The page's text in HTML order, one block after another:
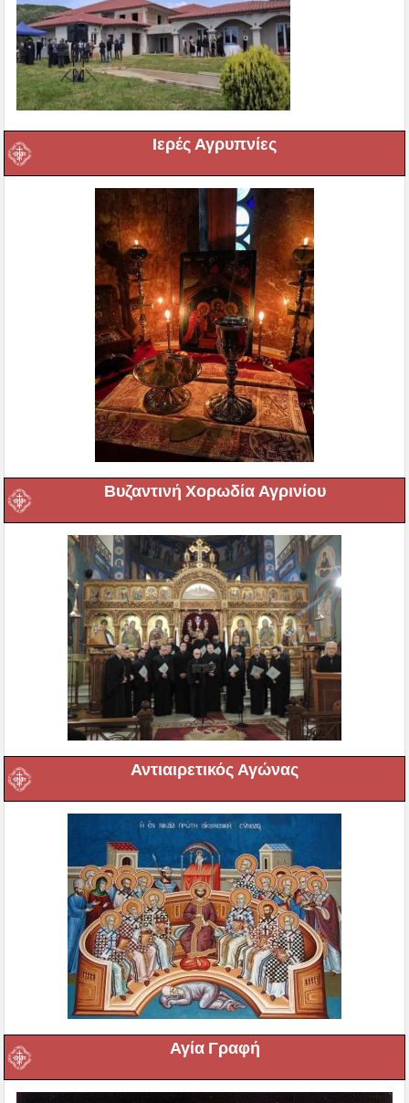
Ιερές Αγρυπνίες
Βυζαντινή Χορωδία Αγρινίου
Αντιαιρετικός Αγώνας
Αγία Γραφή